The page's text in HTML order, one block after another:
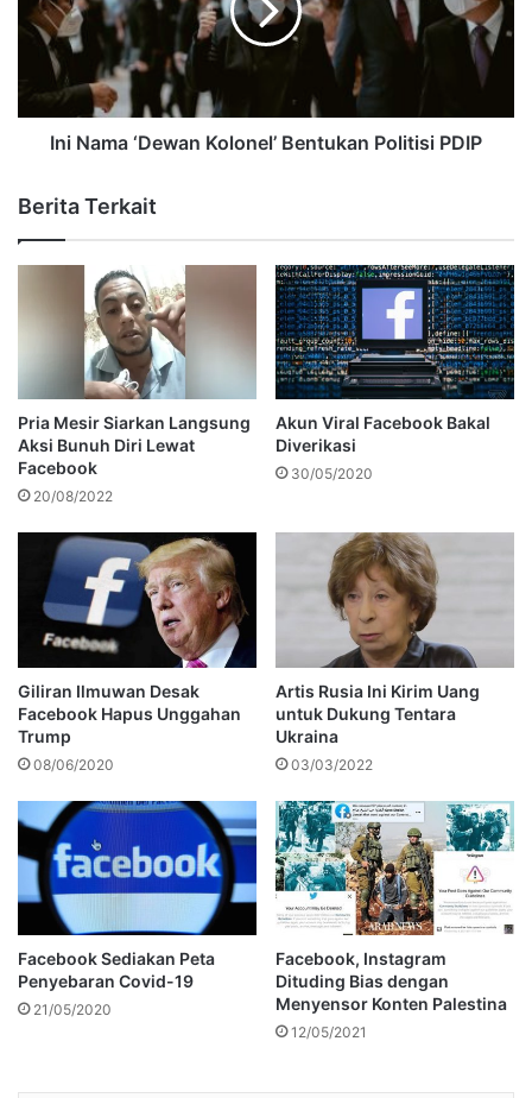
Ini Nama ‘Dewan Kolonel’ Bentukan Politisi PDIP
Berita Terkait
Pria Mesir Siarkan Langsung
Aksi Bunuh Diri Lewat
Facebook
20/08/2022
Akun Viral Facebook Bakal
Diverikasi
30/05/2020
Giliran Ilmuwan Desak
Facebook Hapus Unggahan
Trump
08/06/2020
Artis Rusia Ini Kirim Uang
untuk Dukung Tentara
Ukraina
03/03/2022
Facebook Sediakan Peta
Penyebaran Covid-19
21/05/2020
Facebook, Instagram
Dituding Bias dengan
Menyensor Konten Palestina
12/05/2021